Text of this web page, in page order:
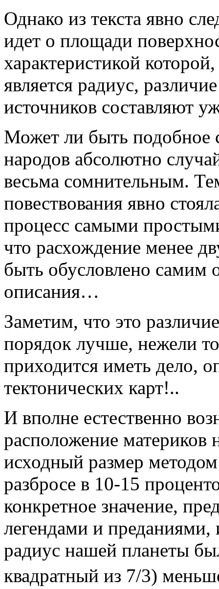
Однако из текста явно
идет о площади
характеристикой
является радиус,
источников составляют
Может ли быть подобное
народов абсолютно
весьма сомнительным.
повествования явно
процесс самыми
что расхождение менее
быть обусловлено самим
описания…
Заметим, что это
порядок лучше, нежели
приходится иметь дело,
тектонических карт!..
И вполне естественно
расположение материков
исходный размер
разбросе в 10-15
конкретное значение,
легендами и преданиями,
радиус нашей планеты
квадратный из 7/3)